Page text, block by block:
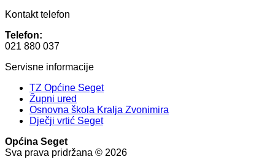
Kontakt telefon
Telefon:
021 880 037
Servisne informacije
TZ Općine Seget
Župni ured
Osnovna škola Kralja Zvonimira
Dječji vrtić Seget
Općina Seget
Sva prava pridržana © 2026